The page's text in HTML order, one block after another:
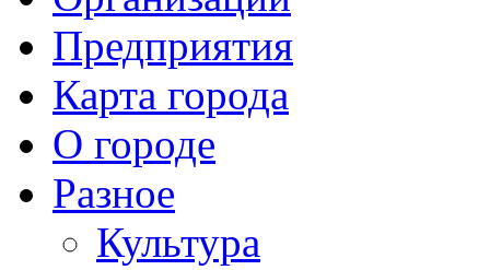
Предприятия
Карта города
О городе
Разное
Культура